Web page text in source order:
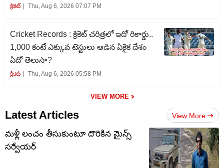
క్రికెట్‌ Thu, Aug 6, 2026 07:07 PM
Cricket Records : క్రికెట్ చరిత్రలో ఇదో రికార్డు..
1,000 కంటే ఎక్కువ టెస్టులు ఆడిన ఏకైక దేశం
ఏదో తెలుసా?
క్రికెట్‌ Thu, Aug 6, 2026 05:58 PM
VIEW MORE
Latest Articles View More
మళ్లీ లంచం తీసుకుంటూ దొరికిన మైన్స్
సర్వేయర్